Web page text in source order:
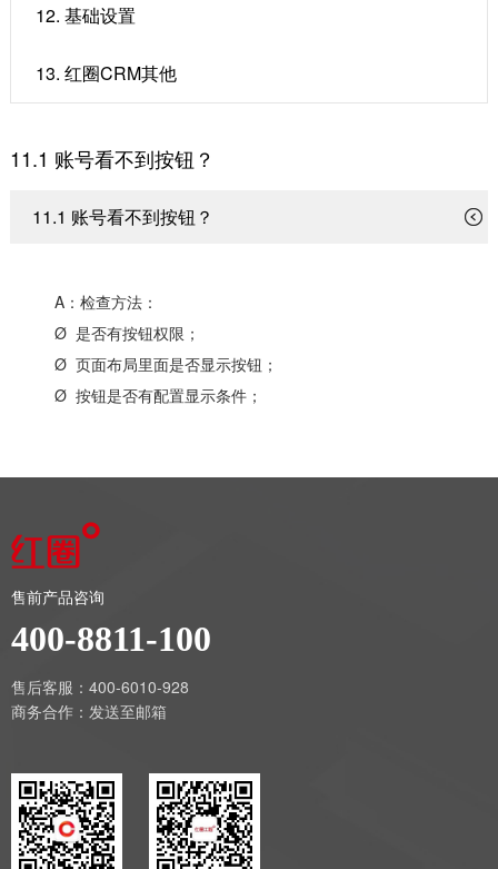
12. 基础设置
13. 红圈CRM其他
11.1 ​账号看不到按钮？
11.1 ​账号看不到按钮？
A：检查方法：
Ø 是否有按钮权限；
Ø 页面布局里面是否显示按钮；
Ø 按钮是否有配置显示条件；
售前产品咨询
400-8811-100
售后客服：400-6010-928
商务合作： 发送至邮箱